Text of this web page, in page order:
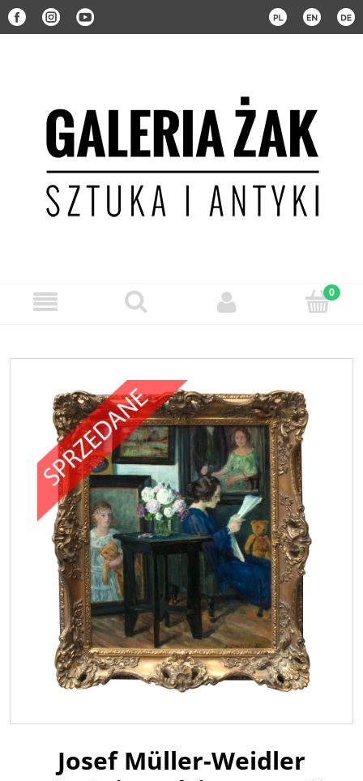
Josef Müller-Weidler